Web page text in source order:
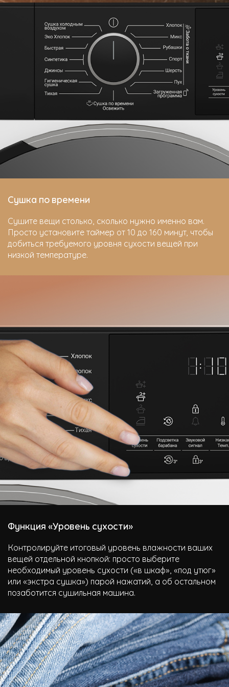
Сушка по времени
Сушите вещи столько, сколько нужно именно вам.
Просто установите таймер от 10 до 160 минут, чтобы
добиться требуемого уровня сухости вещей при
низкой температуре.
Функция «Уровень сухости»
Контролируйте итоговый уровень влажности ваших
вещей отдельной кнопкой: просто выберите
необходимый уровень сухости («в шкаф», «под утюг»
или «экстра сушка») парой нажатий, а об остальном
позаботится сушильная машина.